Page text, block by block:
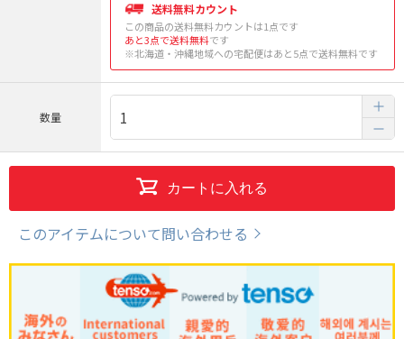
送料無料カウント
この商品の送料無料カウントは1点です
あと3点で送料無料です
※北海道・沖縄地域への宅配便はあと5点で送料無料です
数量
カートに入れる
このアイテムについて問い合わせる